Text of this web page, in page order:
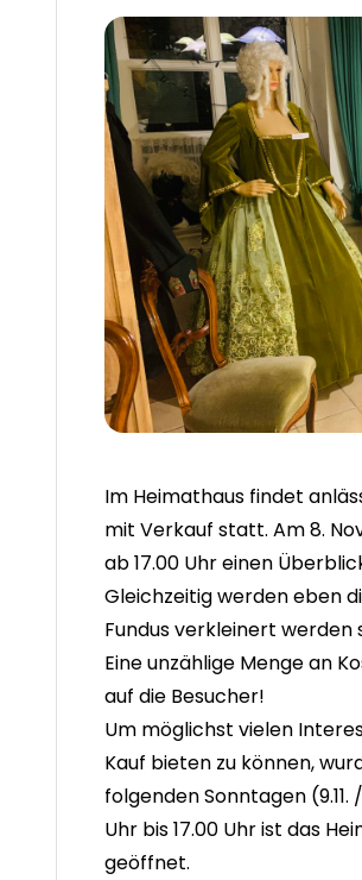
Im Heimathaus findet
mit Verkauf statt. Am 8.
ab 17.00 Uhr einen
Gleichzeitig werden eben
Fundus verkleinert werden
Eine unzählige Menge an
auf die Besucher!
Um möglichst vielen
Kauf bieten zu können,
folgenden Sonntagen (9.11.
Uhr bis 17.00 Uhr ist das
geöffnet.